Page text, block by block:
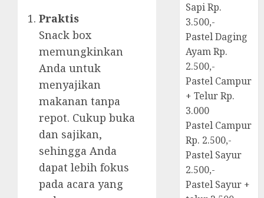
Praktis
Snack box
memungkinkan
Anda untuk
menyajikan
makanan tanpa
repot. Cukup buka
dan sajikan,
sehingga Anda
dapat lebih fokus
pada acara yang
Sapi Rp.
3.500,-
Pastel Daging
Ayam Rp.
2.500,-
Pastel Campur
+ Telur Rp.
3.000
Pastel Campur
Rp. 2.500,-
Pastel Sayur
2.500,-
Pastel Sayur +